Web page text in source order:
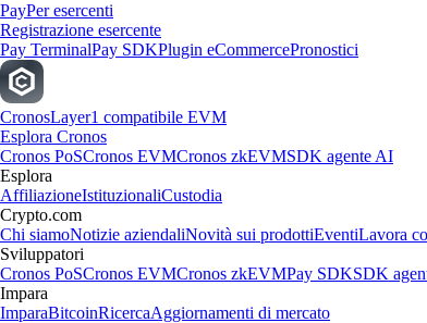
PayPer esercenti
Registrazione esercente
Pay TerminalPay SDKPlugin eCommercePronostici
CronosLayer1 compatibile EVM
Esplora Cronos
Cronos PoSCronos EVMCronos zkEVMSDK agente AI
Esplora
AffiliazioneIstituzionaliCustodia
Crypto.com
Chi siamoNotizie aziendaliNovità sui prodottiEventiLavora
Sviluppatori
Cronos PoSCronos EVMCronos zkEVMPay SDKSDK
Impara
ImparaBitcoinRicercaAggiornamenti di mercato